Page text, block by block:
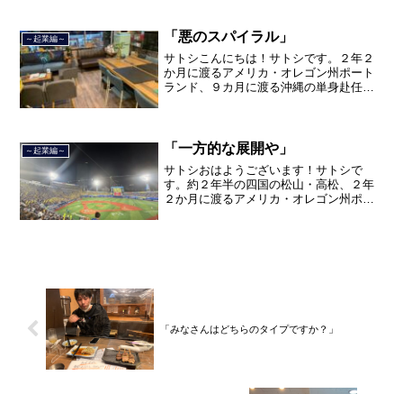
品川区南大井で不動産を主...
～起業編～ 「悪のスパイラル」
サトシこんにちは！サトシです。２年２
か月に渡るアメリカ・オレゴン州ポート
ランド、９カ月に渡る沖縄の単身赴任の
品川区南大井で不動産を主...
～起業編～ 「一方的な展開や」
サトシおはようございます！サトシで
す。約２年半の四国の松山・高松、２年
２か月に渡るアメリカ・オレゴン州ポー
「みなさんはどちらのタイプですか？」